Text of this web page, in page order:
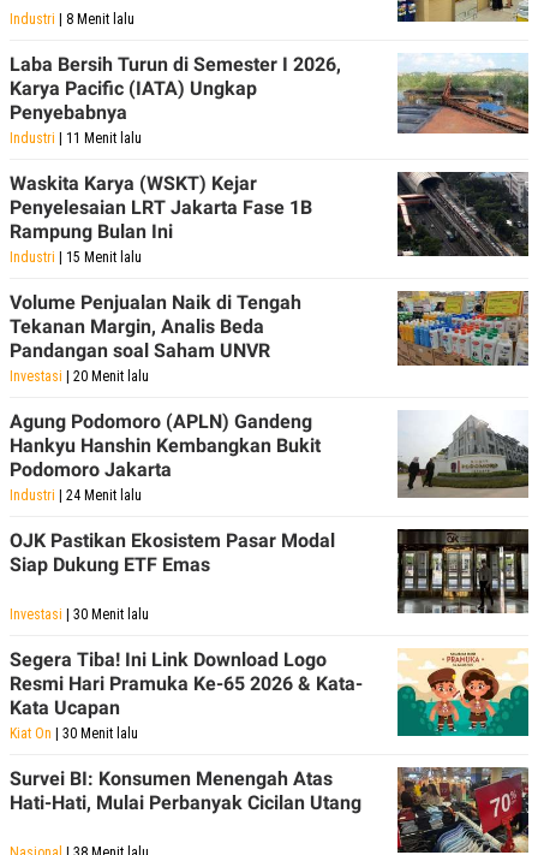
PRIVACY
Industri | 8 Menit lalu
Laba Bersih Turun di Semester I 2026,
Karya Pacific (IATA) Ungkap
Penyebabnya
Industri | 11 Menit lalu
Waskita Karya (WSKT) Kejar
Penyelesaian LRT Jakarta Fase 1B
Rampung Bulan Ini
Industri | 15 Menit lalu
Volume Penjualan Naik di Tengah
Tekanan Margin, Analis Beda
Pandangan soal Saham UNVR
Investasi | 20 Menit lalu
Agung Podomoro (APLN) Gandeng
Hankyu Hanshin Kembangkan Bukit
Podomoro Jakarta
Industri | 24 Menit lalu
OJK Pastikan Ekosistem Pasar Modal
Siap Dukung ETF Emas
Investasi | 30 Menit lalu
Segera Tiba! Ini Link Download Logo
Resmi Hari Pramuka Ke-65 2026 & Kata-
Kata Ucapan
Kiat On | 30 Menit lalu
Survei BI: Konsumen Menengah Atas
Hati-Hati, Mulai Perbanyak Cicilan Utang